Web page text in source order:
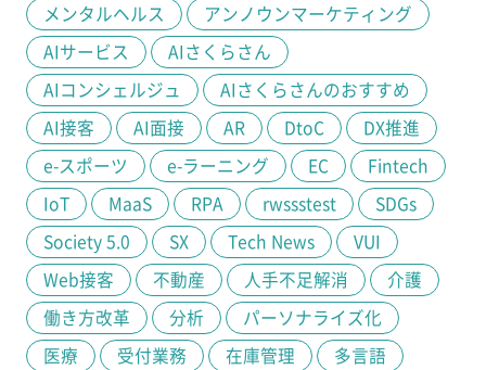
メンタルヘルス
アンノウンマーケティング
AIサービス
AIさくらさん
AIコンシェルジュ
AIさくらさんのおすすめ
AI接客
AI面接 AR DtoC
DX推進
e-スポーツ
e-ラーニング EC
Fintech
IoT
MaaS RPA rwssstest
SDGs
Society 5.0
SX Tech News
VUI
Web接客
不動産 人手不足解消
介護
働き方改革
分析
パーソナライズ化
医療
受付業務 在庫管理
多言語